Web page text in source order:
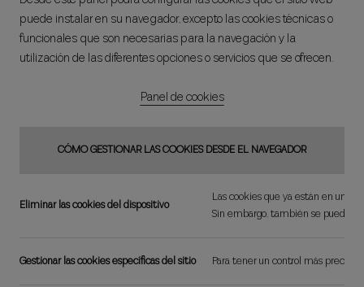
puede instalar en su navegador, excepto las cookies técnicas o
funcionales que son necesarias para la navegación y la
utilización de las diferentes opciones o servicios que se ofrecen.
Panel de cookies
CÓMO GESTIONAR LAS COOKIES DESDE EL NAVEGADOR
Eliminar las cookies del dispositivo
Las cookies que ya están en un
Sin embargo, también se puede
Gestionar las cookies específicas del sitio Para tener un control más preciso